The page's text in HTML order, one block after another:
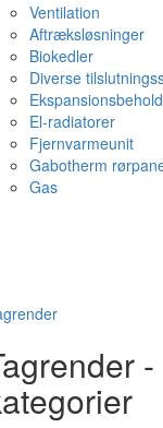
Ventilation
Aftræksløsninger
Biokedler
Diverse
El-radiatorer
Fjernvarmeunit
Gabotherm
Gas
-